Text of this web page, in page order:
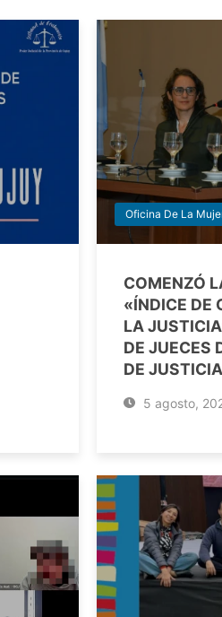
Oficina De La
COMENZÓ
«ÍNDICE DE
LA
DE JUECES
DE JUSTICIA
5 agosto,